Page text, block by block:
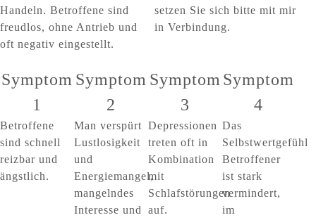
Handeln. Betroffene sind
freudlos, ohne Antrieb und
oft negativ eingestellt.
setzen Sie sich bitte mit mir
in Verbindung.
Symptom
1
Betroffene
sind schnell
reizbar und
ängstlich.
Symptom
2
Man verspürt
Lustlosigkeit
und
Energiemangel,
mangelndes
Interesse und
Symptom
3
Depressionen
treten oft in
Kombination
mit
Schlafstörungen
auf.
Symptom
4
Das
Selbstwertgefühl
Betroffener
ist stark
vermindert,
im